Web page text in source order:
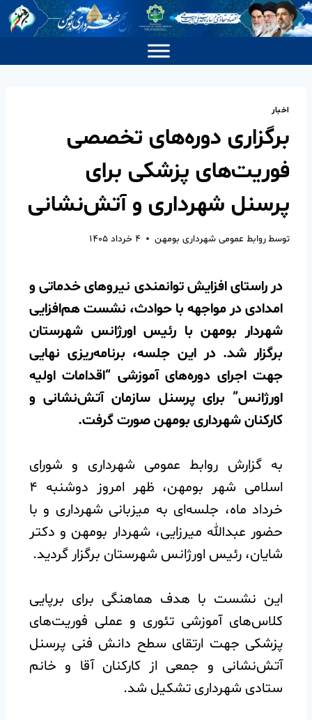
اخبار
برگزاری دوره‌های تخصصی
فوریت‌های پزشکی برای
پرسنل شهرداری و آتش‌نشانی
توسطروابط عمومی شهرداری بومهن ۴ خرداد ۱۴۰۵
در راستای افزایش توانمندی نیروهای خدماتی و
امدادی در مواجهه با حوادث، نشست هم‌افزایی
شهردار بومهن با رئیس اورژانس شهرستان
برگزار شد. در این جلسه، برنامه‌ریزی نهایی
جهت اجرای دوره‌های آموزشی “اقدامات اولیه
اورژانس” برای پرسنل سازمان آتش‌نشانی و
کارکنان شهرداری بومهن صورت گرفت.
️به گزارش روابط عمومی شهرداری و شورای
اسلامی شهر بومهن، ظهر امروز دوشنبه ۴
خرداد ماه، جلسه‌ای به میزبانی شهرداری و با
حضور عبدالله میرزایی، شهردار بومهن و دکتر
شایان، رئیس اورژانس شهرستان برگزار گردید.
️این نشست با هدف هماهنگی برای برپایی
کلاس‌های آموزشی تئوری و عملی فوریت‌های
پزشکی جهت ارتقای سطح دانش فنی پرسنل
آتش‌نشانی و جمعی از کارکنان آقا و خانم
ستادی شهرداری تشکیل شد.